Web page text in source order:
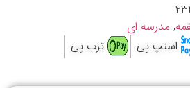
, مدرسه ای
اسنپ پی
ترب پی